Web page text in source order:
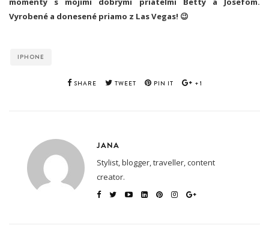
Vyrobené a donesené priamo z Las Vegas! 😉
IPHONE
SHARE TWEET PIN IT +1
JANA
Stylist, blogger, traveller, content
creator.